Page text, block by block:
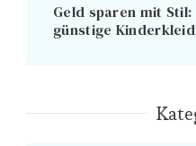
Geld sparen mit
günstige